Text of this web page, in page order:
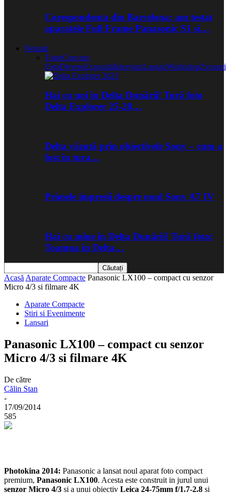
Corespondenta din Barcelona: am testat
aparatele Full Frame Panasonic S1 si…
Noutati
ToateConcurs
FotoDiverseExpozitiiInterviuriLansariWorkshopZvonuri
Hai cu noi în Delta Dunării! Tură foto
Delta Explorer 25-28…
Delta văzută prin obiectivele Sony – cum a
fost în tura…
Primele impresii despre noul Sony A7 IV
Hai cu mine în Delta Dunării! Tură foto:
Toamna în Delta…
Acasă Aparate Compacte Panasonic LX100 – compact cu senzor
Micro 4/3 si filmare 4K
Aparate Compacte
Stiri si Evenimente
Lansari
Panasonic LX100 – compact cu senzor
Micro 4/3 si filmare 4K
De către
Călin Stan
-
17/09/2014
585
Photokina 2014: Panasonic a lansat noul aparat foto compact
premium, Panasonic LX100. Acesta este construit in jurul unui
senzor Micro 4/3 si a unui obiectiv Leica 24-75mm f/1.7-2.8 si